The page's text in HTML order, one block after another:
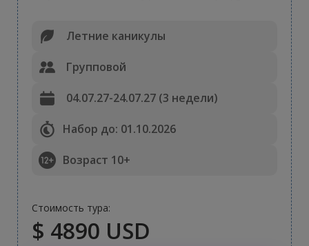
Летние каникулы
Групповой
04.07.27-24.07.27 (3 недели)
Набор до: 01.10.2026
Возраст 10+
Стоимость тура:
$ 4890 USD